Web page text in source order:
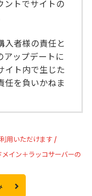
ントでサイトの
者様の責任と
アップデートに
イト内で生じた
任を負いかねま
用いただけます /
イン＋ラッコサーバーの